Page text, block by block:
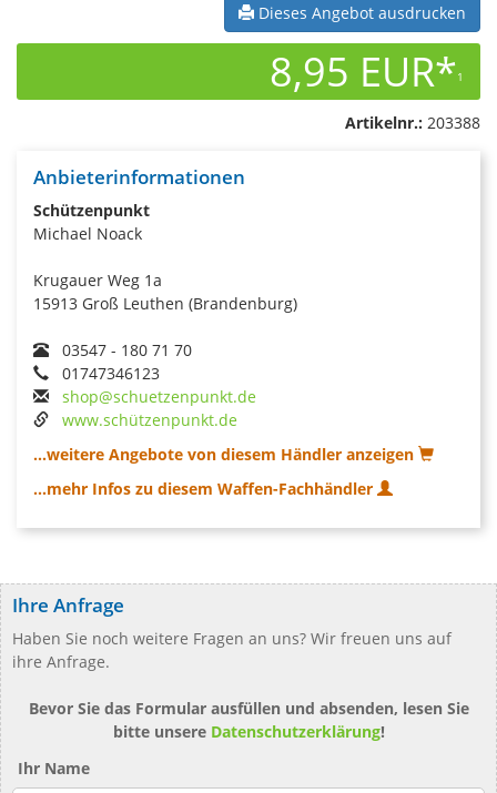
Dieses Angebot ausdrucken
8,95 EUR*1
Artikelnr.: 203388
Anbieterinformationen
Schützenpunkt
Michael Noack
Krugauer Weg 1a
15913 Groß Leuthen (Brandenburg)
03547 - 180 71 70
01747346123
shop@schuetzenpunkt.de
www.schützenpunkt.de
...weitere Angebote von diesem Händler anzeigen
...mehr Infos zu diesem Waffen-Fachhändler
Ihre Anfrage
Haben Sie noch weitere Fragen an uns? Wir freuen uns auf
ihre Anfrage.
Bevor Sie das Formular ausfüllen und absenden, lesen Sie
bitte unsere Datenschutzerklärung!
Ihr Name